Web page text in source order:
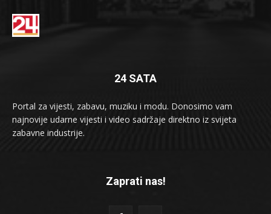
24 SATA
Portal za vijesti, zabavu, muziku i modu. Donosimo vam
najnovije udarne vijesti i video sadržaje direktno iz svijeta
zabavne industrije.
Zaprati nas!